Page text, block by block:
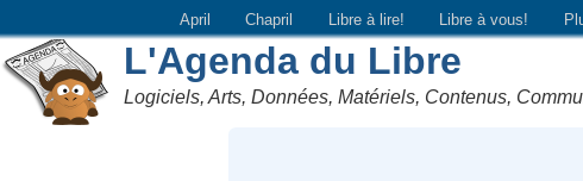
April Chapril Libre à lire! Libre à vous!
L'Agenda du Libre
Logiciels, Arts, Données, Matériels, Contenus,